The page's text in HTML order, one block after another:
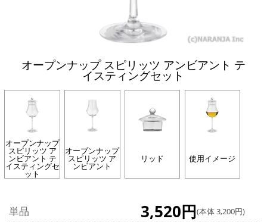
オープンナップ スピリッツ アンビアント テ
イスティングセット
オープンナップ
スピリッツ ア
ンビアント テ
イスティングセ
ット
オープンナップ
スピリッツ ア
ンビアント
リッド 使用イメージ
単品 3,520円(本体 3,200円)